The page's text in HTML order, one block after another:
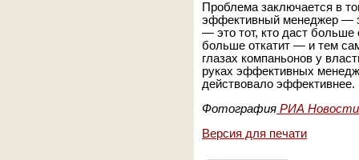
Проблема заключается в
эффективный менеджер —
— это тот, кто даст больше
больше откатит — и тем
глазах компаньонов у
руках эффективных
действовало
Фотография РИА Новости
Версия для печати